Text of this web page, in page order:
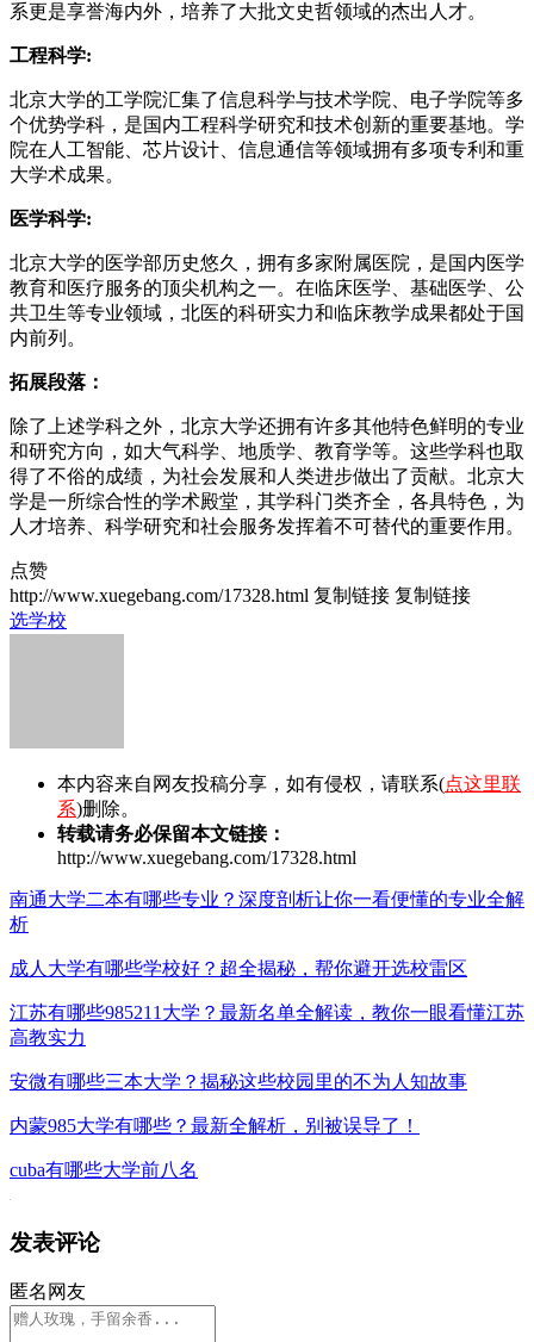
系更是享誉海内外，培养了大批文史哲领域的杰出人才。
工程科学:
北京大学的工学院汇集了信息科学与技术学院、电子学院等多
个优势学科，是国内工程科学研究和技术创新的重要基地。学
院在人工智能、芯片设计、信息通信等领域拥有多项专利和重
大学术成果。
医学科学:
北京大学的医学部历史悠久，拥有多家附属医院，是国内医学
教育和医疗服务的顶尖机构之一。在临床医学、基础医学、公
共卫生等专业领域，北医的科研实力和临床教学成果都处于国
内前列。
拓展段落：
除了上述学科之外，北京大学还拥有许多其他特色鲜明的专业
和研究方向，如大气科学、地质学、教育学等。这些学科也取
得了不俗的成绩，为社会发展和人类进步做出了贡献。北京大
学是一所综合性的学术殿堂，其学科门类齐全，各具特色，为
人才培养、科学研究和社会服务发挥着不可替代的重要作用。
点赞
http://www.xuegebang.com/17328.html 复制链接 复制链接
选学校
本内容来自网友投稿分享，如有侵权，请联系(点这里联
系)删除。
转载请务必保留本文链接：
http://www.xuegebang.com/17328.html
南通大学二本有哪些专业？深度剖析让你一看便懂的专业全解
析
成人大学有哪些学校好？超全揭秘，帮你避开选校雷区
江苏有哪些985211大学？最新名单全解读，教你一眼看懂江苏
高教实力
安微有哪些三本大学？揭秘这些校园里的不为人知故事
内蒙985大学有哪些？最新全解析，别被误导了！
cuba有哪些大学前八名
发表评论
匿名网友